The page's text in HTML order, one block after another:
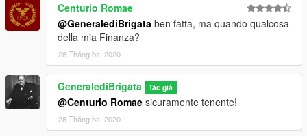
Centurio Romae
@GeneralediBrigata ben fatta, ma quando qualcosa
della mia Finanza?
28 Tháng ba, 2020
GeneralediBrigata Tác giả
@Centurio Romae sicuramente tenente!
28 Tháng ba, 2020